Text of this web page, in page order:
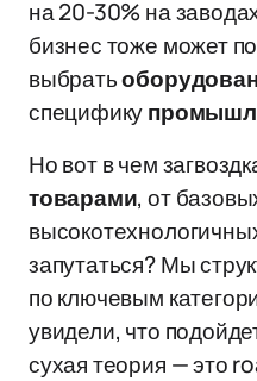
на 20-30% на
бизнес тоже может
выбрать
специфику
Но вот в чем
товарами, от
запутаться? Мы
по ключевым
увидели, что
сухая теория — это